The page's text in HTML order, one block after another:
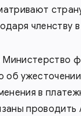
членству
Министерство
об
в
проводить